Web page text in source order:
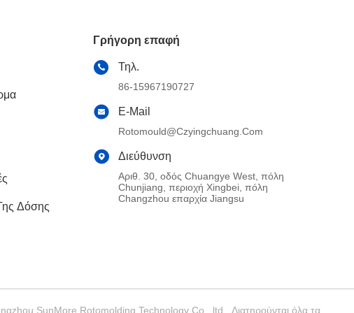
Δόσης
Γρήγορη επαφή
Τηλ.
86-15967190727
E-Mail
Rotomould@czyingchuang.com
Διεύθυνση
Αριθ. 30, οδός Chuangye West, πόλη
Chunjiang, περιοχή Xingbei, πόλη
Changzhou επαρχία Jiangsu
SunMore Rotomolding Technology Co., ltd . Διατηρούνται όλα τα